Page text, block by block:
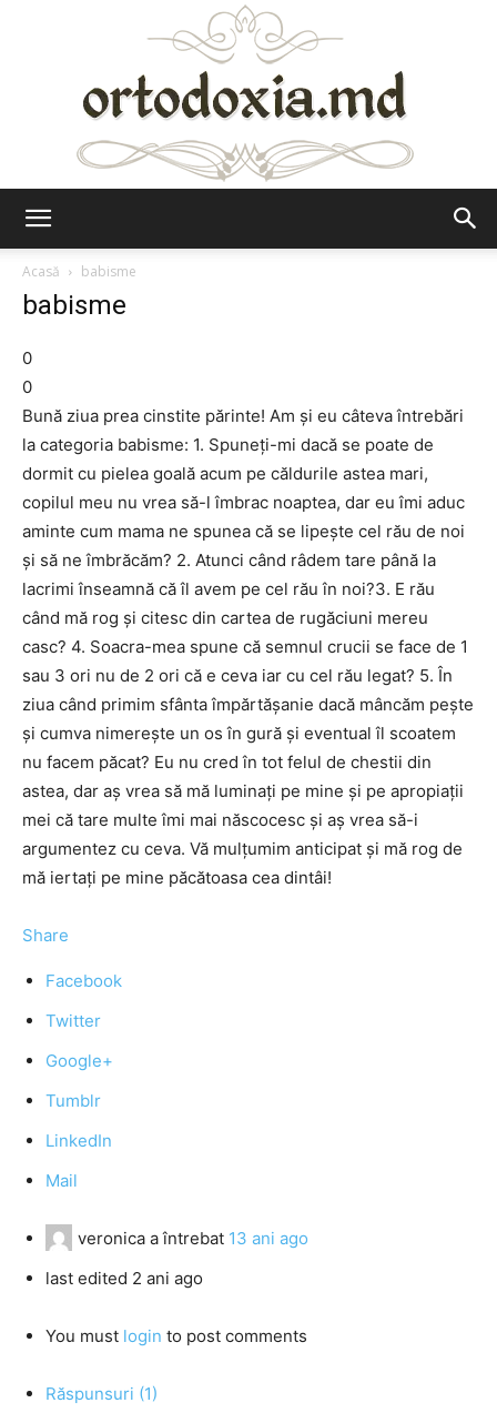
Acasă
babisme
babisme
0
0
Bună ziua prea cinstite părinte! Am şi eu câteva întrebări
la categoria babisme: 1. Spuneţi-mi dacă se poate de
dormit cu pielea goală acum pe căldurile astea mari,
copilul meu nu vrea să-l îmbrac noaptea, dar eu îmi aduc
aminte cum mama ne spunea că se lipeşte cel rău de noi
şi să ne îmbrăcăm? 2. Atunci când râdem tare până la
lacrimi înseamnă că îl avem pe cel rău în noi?3. E rău
când mă rog şi citesc din cartea de rugăciuni mereu
casc? 4. Soacra-mea spune că semnul crucii se face de 1
sau 3 ori nu de 2 ori că e ceva iar cu cel rău legat? 5. În
ziua când primim sfânta împărtăşanie dacă mâncăm peşte
şi cumva nimereşte un os în gură şi eventual îl scoatem
nu facem păcat? Eu nu cred în tot felul de chestii din
astea, dar aş vrea să mă luminaţi pe mine şi pe apropiaţii
mei că tare multe îmi mai născocesc şi aş vrea să-i
argumentez cu ceva. Vă mulţumim anticipat şi mă rog de
mă iertaţi pe mine păcătoasa cea dintâi!
Share
Facebook
Twitter
Google+
Tumblr
LinkedIn
Mail
veronica a întrebat 13 ani ago
last edited 2 ani ago
You must login to post comments
Răspunsuri (1)